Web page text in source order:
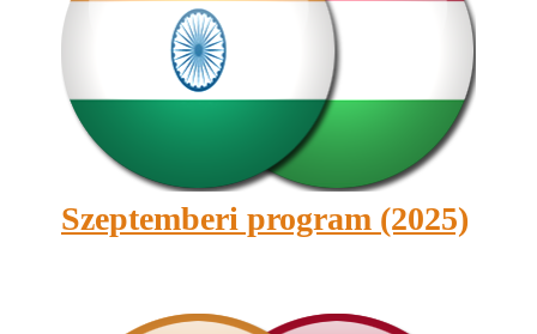
Szeptemberi program (2025)